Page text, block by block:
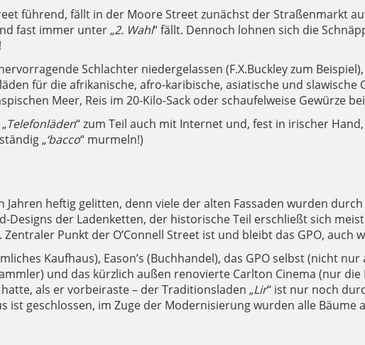
führend, fällt in der Moore Street zunächst der Straßenmarkt
fast immer unter „2. Wahl“ fällt. Dennoch lohnen sich die
Schlachter niedergelassen (F.X.Buckley zum
für die afrikanische, afro-karibische, asiatische und
Meer, Reis im 20-Kilo-Sack oder schaufelweise Gewürze
Telefonläden“ zum Teil auch mit Internet und, fest in irischer
„‘bacco“ murmeln!)
heftig gelitten, denn viele der alten Fassaden wurden
Designs der Ladenketten, der historische Teil erschließt sich
Punkt der O’Connell Street ist und bleibt das GPO, auch
Kaufhaus), Eason’s (Buchhandel), das GPO selbst (nicht
und das kürzlich außen renovierte Carlton Cinema (nur die
als er vorbeiraste – der Traditionsladen „Lir“ ist nur noch
geschlossen, im Zuge der Modernisierung wurden alle Bäume